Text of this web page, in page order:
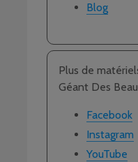
Blog
Plus de
Géant Des
Facebook
Instagram
YouTube